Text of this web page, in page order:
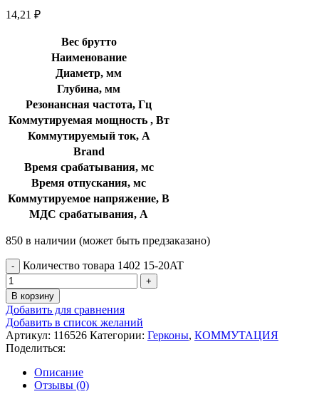
14,21 ₽
Вес брутто
Наименование
Диаметр, мм
Глубина, мм
Резонансная частота, Гц
Коммутируемая мощность , Вт
Коммутируемый ток, А
Brand
Время срабатывания, мс
Время отпускания, мс
Коммутируемое напряжение, В
МДС срабатывания, А
850 в наличии (может быть предзаказано)
Количество товара 1402 15-20AT
В корзину
Добавить для сравнения
Добавить в список желаний
Артикул: 116526 Категории: Герконы, КОММУТАЦИЯ
Поделиться:
Описание
Отзывы (0)